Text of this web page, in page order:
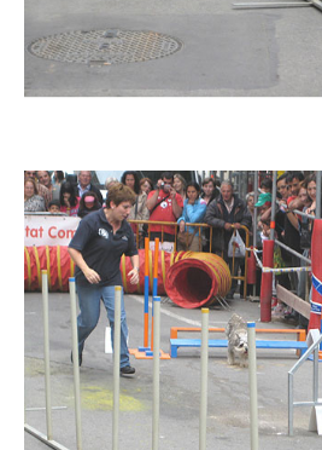
Imatge